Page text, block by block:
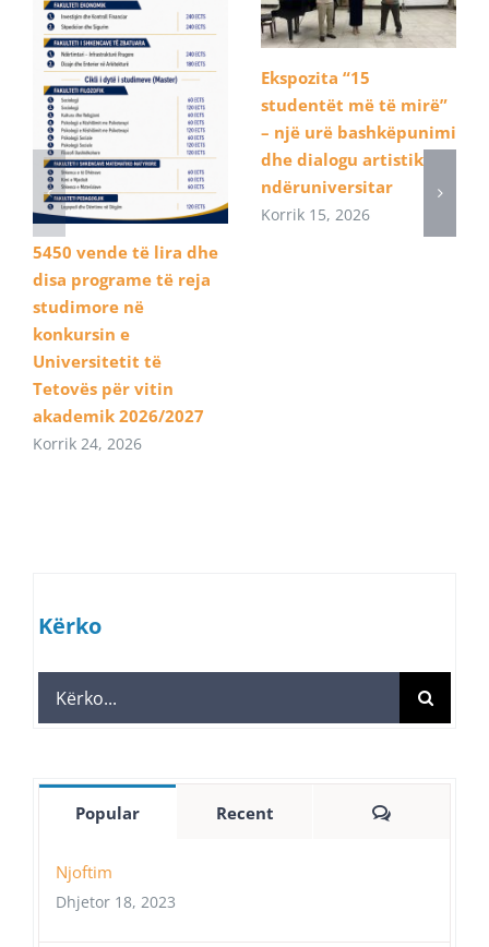
5450 vende të lira dhe
disa programe të reja
studimore në
konkursin e
Universitetit të
Tetovës për vitin
akademik 2026/2027
Korrik 24, 2026
Ekspozita “15
studentët më të mirë”
– një urë bashkëpunimi
dhe dialogu artistik
ndëruniversitar
Korrik 15, 2026
Kërko
Search
for:
Popular Recent Comments
Njoftim
Dhjetor 18, 2023